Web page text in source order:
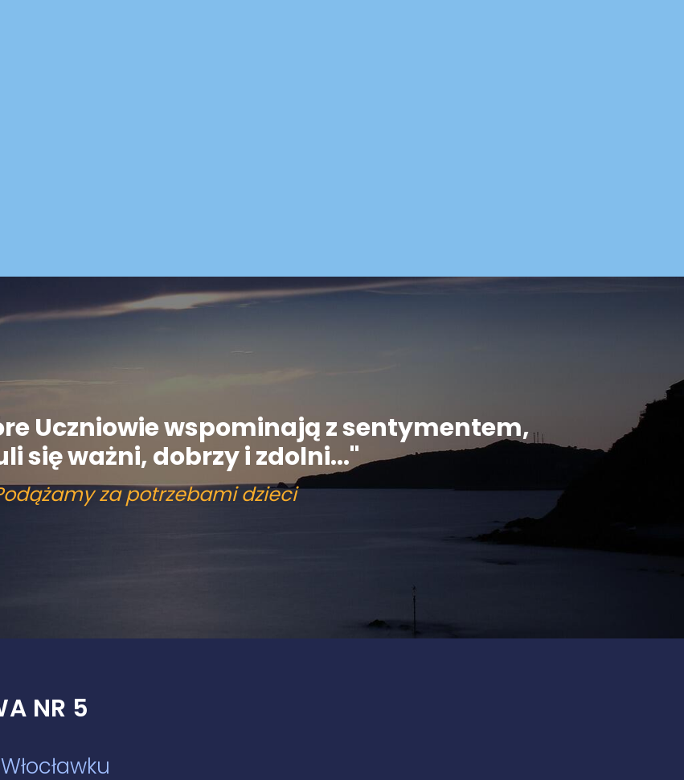
Uczniowie wspominają z sentymentem,
się ważni, dobrzy i zdolni..."
za potrzebami dzieci
NR 5